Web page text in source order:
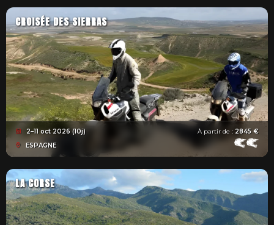
CROISÉE DES SIERRAS
2–11 oct 2026 (10j)
ESPAGNE
À partir de : 2845 €
LA CORSE